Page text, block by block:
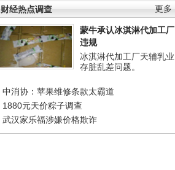
更多
财经热点调查
蒙牛承认冰淇淋代加工厂
违规
冰淇淋代加工厂天辅乳业
存脏乱差问题。
中消协：苹果维修条款太霸道
1880元天价粽子调查
武汉家乐福涉嫌价格欺诈